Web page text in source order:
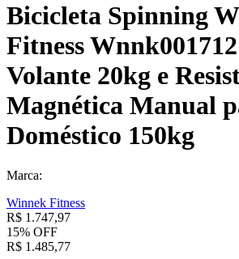
Bicicleta Spinning
Fitness
Volante 20kg e
Magnética Manual
Doméstico 150kg
Marca:
Winnek Fitness
R$ 1 .747,97
15% OFF
R$ 1 .485,77